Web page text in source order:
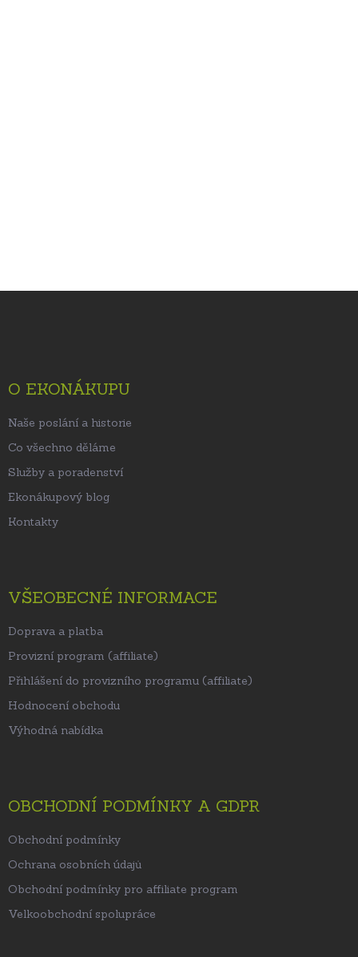
O EKONÁKUPU
Naše poslání a historie
Co všechno děláme
Služby a poradenství
Ekonákupový blog
Kontakty
VŠEOBECNÉ INFORMACE
Doprava a platba
Provizní program (affiliate)
Přihlášení do provizního programu (affiliate)
Hodnocení obchodu
Výhodná nabídka
OBCHODNÍ PODMÍNKY A GDPR
Obchodní podmínky
Ochrana osobních údajů
Obchodní podmínky pro affiliate program
Velkoobchodní spolupráce